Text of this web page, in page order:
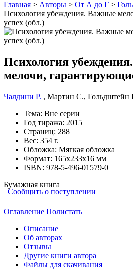
Главная > Авторы > От А до Г >
Психология убеждения. Важные
успех (обл.)
Психология
мелочи,
Чалдини Р. , Мартин С., Гольдштейн
Тема: Вне серии
Год тиража: 2015
Страниц: 288
Вес: 354 г.
Обложка: Мягкая обложка
Формат: 165х233х16 мм
ISBN: 978-5-496-01579-0
Бумажная книга
Сообщить о поступлении
Оглавление Полистать
Описание
Об авторах
Отзывы
Другие книги автора
Файлы для скачивания